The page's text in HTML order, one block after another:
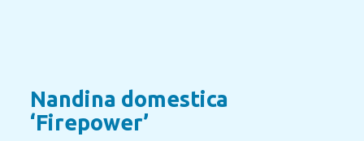
Nandina domestica
‘Firepower’